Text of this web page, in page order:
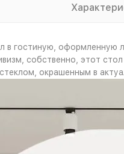
в гостиную,
собственно, этот
окрашенным в